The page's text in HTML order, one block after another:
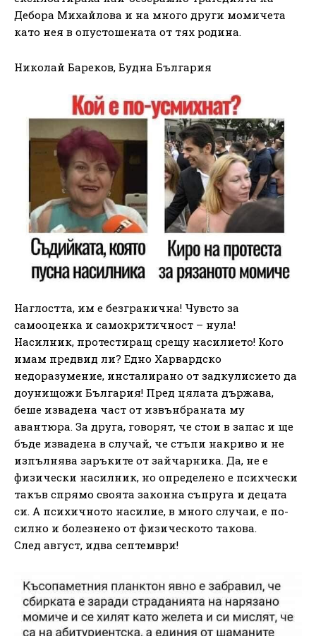
Дебора Михайлова и на много други момичета
като нея в опустошената от тях родина.
Николай Бареков, Будна България
Наглостта, им е безгранична! Чувсто за
самооценка и самокритичност – нула!
Насилник, протестиращ срещу насилието! Кого
имам предвид ли? Едно Харвардско
недоразумение, инсталирано от задкулисието да
доунищожи България! Пред цялата държава,
беше извадена част от извънбраната му
авантюра. За друга, говорят, че стои в запас и ще
бъде извадена в случай, че стъпи накриво и не
изпълнява заръките от зайчарника. Да, не е
физически насилник, но определено е психчески
такъв спрямо своята законна съпруга и децата
си. А психичното насилие, в много случаи, е по-
силно и болезнено от физическото такова.
След август, идва септември!